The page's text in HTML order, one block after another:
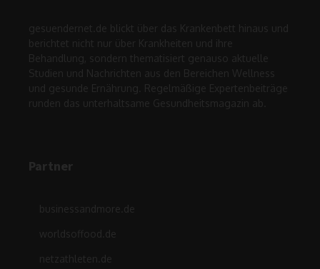
gesuendernet.de blickt über das Krankenbett hinaus und
berichtet nicht nur über Krankheiten und ihre
Behandlung, sondern thematisiert genauso aktuelle
Studien und Nachrichten aus den Bereichen Wellness
und gesunde Ernährung. Regelmäßige Expertenbeiträge
runden das unterhaltsame Gesundheitsmagazin ab.
Partner
businessandmore.de
worldsoffood.de
netzathleten.de